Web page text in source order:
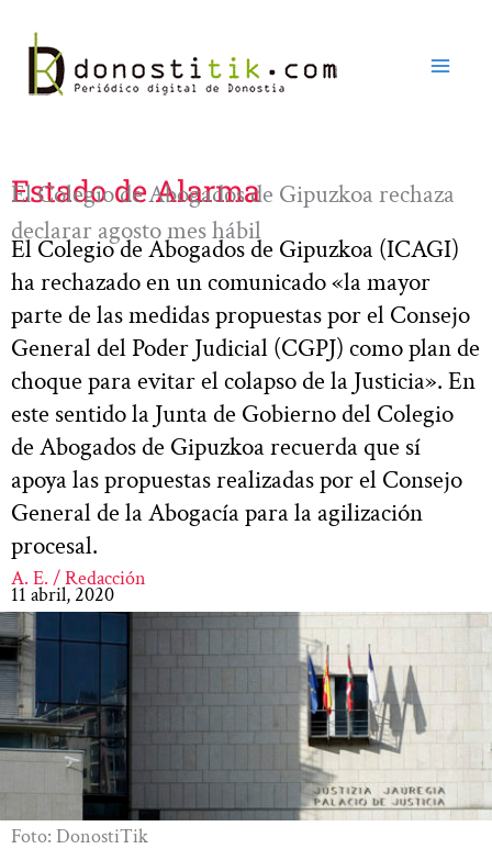
contenido
Estado de Alarma
El Colegio de Abogados de Gipuzkoa rechaza
declarar agosto mes hábil
El Colegio de Abogados de Gipuzkoa (ICAGI)
ha rechazado en un comunicado «la mayor
parte de las medidas propuestas por el Consejo
General del Poder Judicial (CGPJ) como plan de
choque para evitar el colapso de la Justicia». En
este sentido la Junta de Gobierno del Colegio
de Abogados de Gipuzkoa recuerda que sí
apoya las propuestas realizadas por el Consejo
General de la Abogacía para la agilización
procesal.
A. E. / Redacción
11 abril, 2020
Foto: DonostiTik